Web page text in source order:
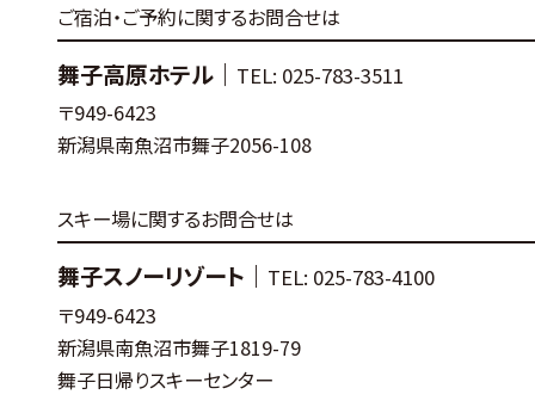
ご宿泊・ご予約に関するお問合せは
舞子高原ホテル｜ TEL: 025-783-3511
〒949-6423
新潟県南魚沼市舞子2056-108
スキー場に関するお問合せは
舞子スノーリゾート｜ TEL: 025-783-4100
〒949-6423
新潟県南魚沼市舞子1819-79
舞子日帰りスキーセンター